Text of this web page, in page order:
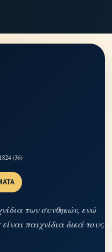
(36)
των συνθηκών, ενώ
παιχνίδια δικά τους.»